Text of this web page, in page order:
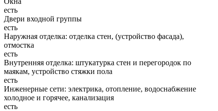
есть
Двери входной группы
есть
Наружная отделка: отделка стен, (устройство фасада),
отмостка
есть
Внутренняя отделка: штукатурка стен и перегородок по
маякам, устройство стяжки пола
есть
Инженерные сети: электрика, отопление, водоснабжение
холодное и горячее, канализация
есть